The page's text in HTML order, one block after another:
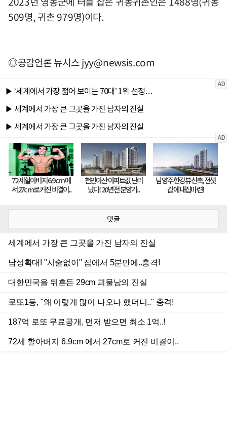
509명, 귀촌 979명)이다.
◎공감언론 뉴시스jyy@newsis.com
댓글